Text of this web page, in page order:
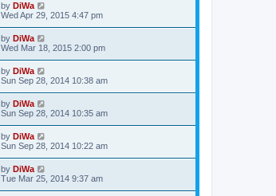
by DiWa
Wed Apr 29, 2015 4:47 pm
by DiWa
Wed Mar 18, 2015 2:00 pm
by DiWa
Sun Sep 28, 2014 10:38 am
by DiWa
Sun Sep 28, 2014 10:35 am
by DiWa
Sun Sep 28, 2014 10:22 am
by DiWa
Tue Mar 25, 2014 9:37 am